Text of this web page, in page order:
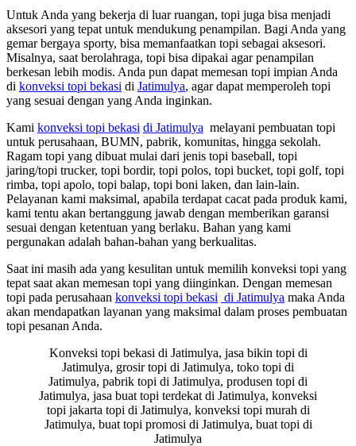
Untuk Anda yang bekerja di luar ruangan, topi juga bisa menjadi
aksesori yang tepat untuk mendukung penampilan. Bagi Anda yang
gemar bergaya sporty, bisa memanfaatkan topi sebagai aksesori.
Misalnya, saat berolahraga, topi bisa dipakai agar penampilan
berkesan lebih modis. Anda pun dapat memesan topi impian Anda
di konveksi topi bekasi di Jatimulya, agar dapat memperoleh topi
yang sesuai dengan yang Anda inginkan.
Kami konveksi topi bekasi di Jatimulya melayani pembuatan topi
untuk perusahaan, BUMN, pabrik, komunitas, hingga sekolah.
Ragam topi yang dibuat mulai dari jenis topi baseball, topi
jaring/topi trucker, topi bordir, topi polos, topi bucket, topi golf, topi
rimba, topi apolo, topi balap, topi boni laken, dan lain-lain.
Pelayanan kami maksimal, apabila terdapat cacat pada produk kami,
kami tentu akan bertanggung jawab dengan memberikan garansi
sesuai dengan ketentuan yang berlaku. Bahan yang kami
pergunakan adalah bahan-bahan yang berkualitas.
Saat ini masih ada yang kesulitan untuk memilih konveksi topi yang
tepat saat akan memesan topi yang diinginkan. Dengan memesan
topi pada perusahaan konveksi topi bekasi di Jatimulya maka Anda
akan mendapatkan layanan yang maksimal dalam proses pembuatan
topi pesanan Anda.
Konveksi topi bekasi di Jatimulya, jasa bikin topi di
Jatimulya, grosir topi di Jatimulya, toko topi di
Jatimulya, pabrik topi di Jatimulya, produsen topi di
Jatimulya, jasa buat topi terdekat di Jatimulya, konveksi
topi jakarta topi di Jatimulya, konveksi topi murah di
Jatimulya, buat topi promosi di Jatimulya, buat topi di
Jatimulya